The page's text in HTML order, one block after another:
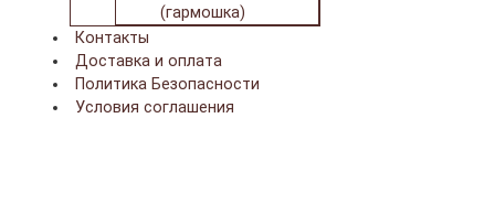
(гармошка)
Контакты
Доставка и оплата
Политика Безопасности
Условия соглашения